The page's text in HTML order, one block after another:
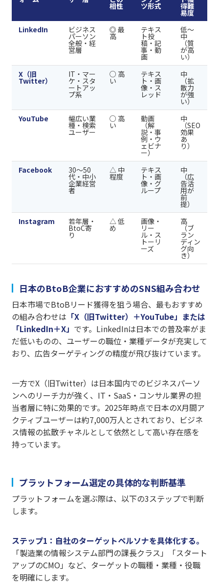
相性 ツ形式 得難
易度
LinkedIn
ビジネス
パーソン
全般・経
営層
◎ 最
高
テキス
ト投
稿・記
事・動
画
低〜
中
（質
が高
い）
X（旧
Twitter）
IT・マー
ケ・スタ
ートアッ
プ系
○ 高
い
テキス
ト・画
像・ス
レッド
中
（拡
散力
が強
い）
YouTube
幅広い業
種・検索
ユーザー
○ 高
い
動画
（解
説・事
例・ウ
ェビナ
ー）
中
（SEO
効果
あ
り）
Facebook 30〜50
代・中小
企業経営
者
△ 中
程度
テキス
ト・画
像・グ
ループ
中
（広
告活
用が
前
提）
Instagram
若年層・
BtoC寄
り
△ 低
め
画像・
リー
ル・ス
トーリ
ーズ
高
（ブ
ラン
ディン
グ向
き）
日本のBtoB企業におすすめのSNS組み合わせ
日本市場でBtoBリード獲得を狙う場合、最もおすすめ
の組み合わせは 「X（旧Twitter）＋YouTube」または
「LinkedIn＋X」 です。LinkedInは日本での普及率がま
だ低いものの、ユーザーの職位・業種データが充実して
おり、広告ターゲティングの精度が飛び抜けています。
一方でX（旧Twitter）は日本国内でのビジネスパーソ
ンへのリーチ力が強く、IT・SaaS・コンサル業界の担
当者層に特に効果的です。2025年時点で日本のX月間ア
クティブユーザーは約7,000万人とされており、ビジネ
ス情報の拡散チャネルとして依然として高い存在感を
持っています。
プラットフォーム選定の具体的な判断基準
プラットフォームを選ぶ際は、以下の3ステップで判断
します。
ステップ1：自社のターゲットペルソナを具体化する。
「製造業の情報システム部門の課長クラス」「スタート
アップのCMO」など、ターゲットの職種・業種・役職
を明確にします。